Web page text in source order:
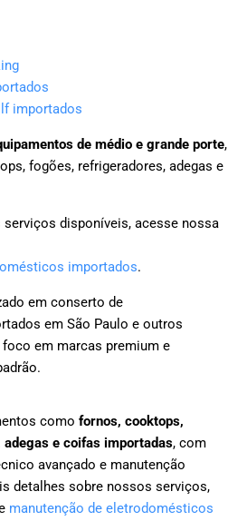
importados
de médio e grande porte,
fogões, refrigeradores, adegas e
serviços disponíveis, acesse nossa
importados.
em conserto de
em São Paulo e outros
em marcas premium e
como fornos, cooktops,
e coifas importadas, com
avançado e manutenção
detalhes sobre nossos serviços,
manutenção de eletrodomésticos